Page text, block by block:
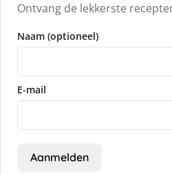
Ontvang de lekkerste
Naam (optioneel)
E-mail
Aanmelden